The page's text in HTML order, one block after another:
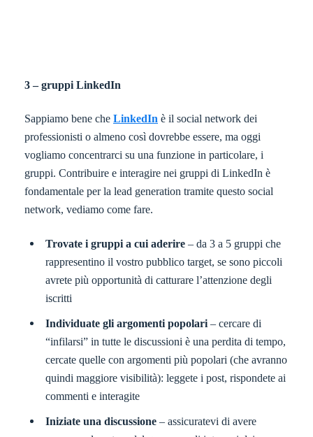
3 – gruppi LinkedIn
Sappiamo bene che LinkedIn è il social network dei
professionisti o almeno così dovrebbe essere, ma oggi
vogliamo concentrarci su una funzione in particolare, i
gruppi. Contribuire e interagire nei gruppi di LinkedIn è
fondamentale per la lead generation tramite questo social
network, vediamo come fare.
Trovate i gruppi a cui aderire – da 3 a 5 gruppi che
rappresentino il vostro pubblico target, se sono piccoli
avrete più opportunità di catturare l’attenzione degli
iscritti
Individuate gli argomenti popolari – cercare di
“infilarsi” in tutte le discussioni è una perdita di tempo,
cercate quelle con argomenti più popolari (che avranno
quindi maggiore visibilità): leggete i post, rispondete ai
commenti e interagite
Iniziate una discussione – assicuratevi di avere